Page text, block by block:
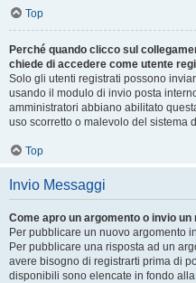
Top
Perché quando clicco sul
chiede di accedere come utente
Solo gli utenti registrati possono
usando il modulo di invio posta
amministratori abbiano abilitato
uso scorretto o malevolo del sistema
Top
Invio Messaggi
Come apro un argomento o invio
Per pubblicare un nuovo argomento
Per pubblicare una risposta ad un
avere bisogno di registrarti prima di
disponibili sono elencate in fondo